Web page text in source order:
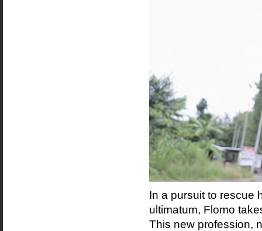
In a pursuit to rescue
ultimatum, Flomo
This new profession,